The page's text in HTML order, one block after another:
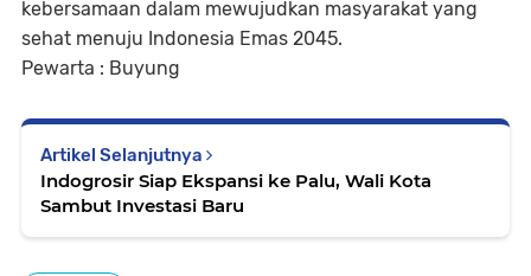
kebersamaan dalam mewujudkan masyarakat yang
sehat menuju Indonesia Emas 2045.
Pewarta : Buyung
Artikel Selanjutnya
Indogrosir Siap Ekspansi ke Palu, Wali Kota
Sambut Investasi Baru